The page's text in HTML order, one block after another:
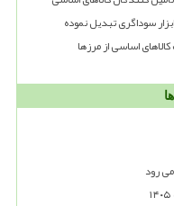
سوداگری تبدیل نموده
رود